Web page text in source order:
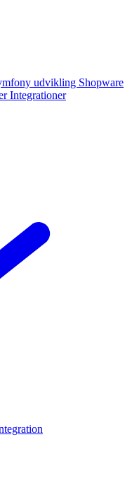
udvikling Shopware
Integrationer